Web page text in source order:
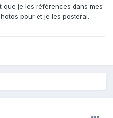
que je les références dans mes
pour et je les posterai.